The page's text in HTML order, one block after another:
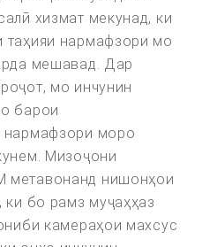
хизмат мекунад, ки
таҳияи нармафзори мо
мешавад. Дар
мо инчунин
барои
нармафзори моро
Мизоҷони
метавонанд нишонҳои
бо рамз муҷаҳҳаз
камераҳои махсус